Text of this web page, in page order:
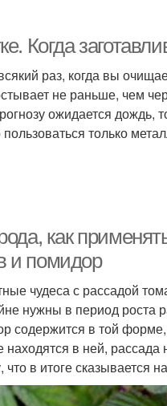
Когда
раз, когда вы
не раньше, чем
ожидается дождь,
только
как
и помидор
чудеса с рассадой
нужны в период роста
содержится в той
в ней, рассада
в итоге сказывается